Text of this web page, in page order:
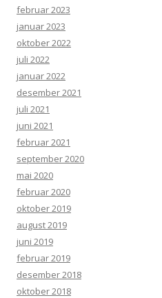
februar 2023
januar 2023
oktober 2022
juli 2022
januar 2022
desember 2021
juli 2021
juni 2021
februar 2021
september 2020
mai 2020
februar 2020
oktober 2019
august 2019
juni 2019
februar 2019
desember 2018
oktober 2018